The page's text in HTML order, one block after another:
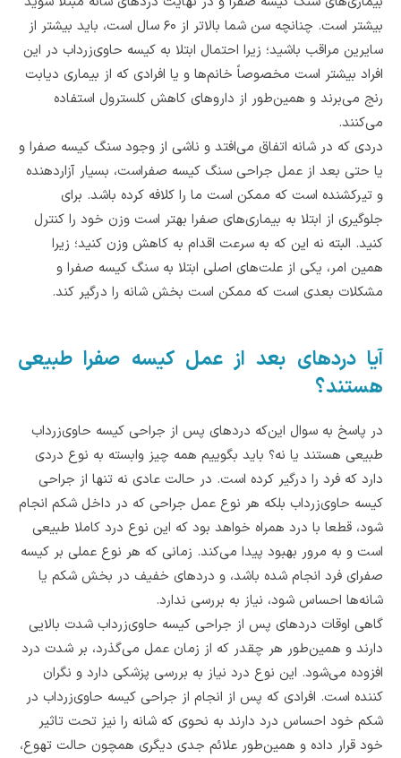
بیشتر است. چنانچه سن شما بالاتر از ۶۰ سال است، باید بیشتر از
سایرین مراقب باشید؛ زیرا احتمال ابتلا به کیسه حاوی‌زرداب در این
افراد بیشتر است مخصوصاً خانم‌ها و یا افرادی که از بیماری دیابت
رنج می‌برند و همین‌طور از داروهای کاهش کلسترول استفاده
می‌کنند.
دردی که در شانه اتفاق می‌افتد و ناشی از وجود سنگ کیسه صفرا و
یا حتی بعد از عمل جراحی سنگ کیسه صفراست، بسیار آزاردهنده
و تیرکشنده است که ممکن است ‌ما را کلافه کرده با‌شد. برای
جلوگیری از ابتلا به بیماری‌های صفرا بهتر است وزن خود را کنترل
کنید. البته نه این که به سرعت اقدام به کاهش وزن کنید؛ زیرا
همین امر، یکی از علت‌های اصلی ابتلا به سنگ کیسه صفرا و
مشکلات بعدی است که ممکن است بخش شانه را درگیر کند.
آیا دردهای بعد از عمل کیسه صفرا طبیعی
هستند؟
در پاسخ به سوال این‌که دردهای پس از جراحی کیسه حاوی‌زرداب
طبیعی هستند یا نه؟ باید بگوییم همه چیز وابسته به نوع دردی
دارد که فرد را درگیر کرده است. در حالت عادی نه تنها از جراحی
کیسه حاوی‌زرداب بلکه هر نوع عمل جراحی که در داخل شکم انجام
شود، قطعا با درد همراه خواهد بود که این نوع درد کاملا طبیعی
است و به مرور بهبود پیدا می‌کند. زمانی که هر نوع عملی بر کیسه
صفرای فرد انجام شده باشد، و دردهای خفیف در بخش شکم یا
شانه‌ها احساس شود، نیاز به بررسی ندارد.
گاهی اوقات دردهای پس از جراحی کیسه حاوی‌زرداب شدت بالایی
دارند و همین‌طور هر چقدر که از زمان عمل می‌گذرد، بر شدت درد
افزوده می‌شود. این نوع درد نیاز به بررسی پزشکی دارد و نگران
کننده است. افرادی که پس از انجام از جراحی کیسه حاوی‌زرداب در
شکم خود احساس درد دارند به نحوی که شانه را نیز تحت تاثیر
خود قرار داده و همین‌طور علائم جدی دیگری همچون حالت تهوع،